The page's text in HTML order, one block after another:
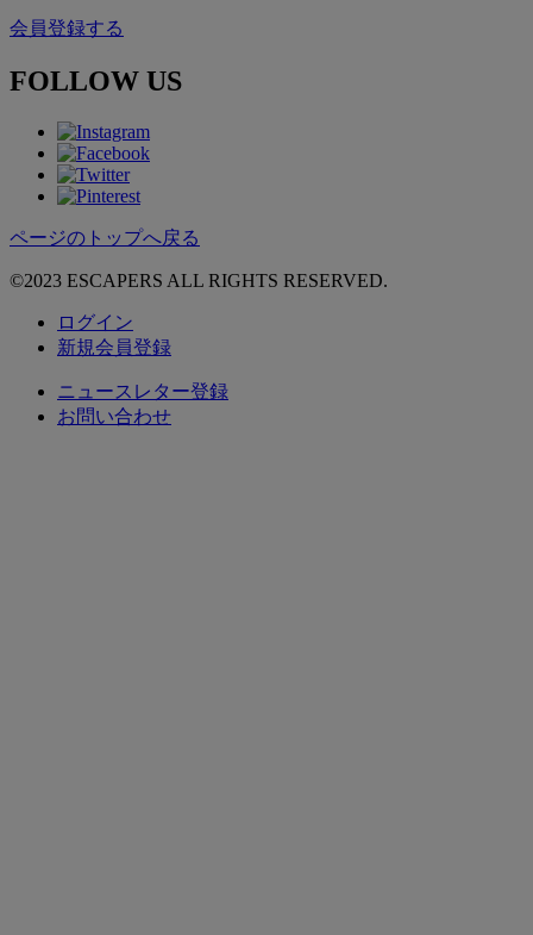
会員登録する
FOLLOW US
ページのトップへ戻る
©2023 ESCAPERS ALL RIGHTS RESERVED.
ログイン
新規会員登録
ニュースレター登録
お問い合わせ